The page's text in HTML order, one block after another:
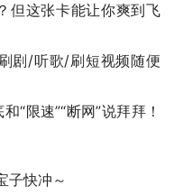
但这张卡能让你爽到飞
剧/听歌/刷短视频随便
“限速”“断网”说拜拜！
子快冲～